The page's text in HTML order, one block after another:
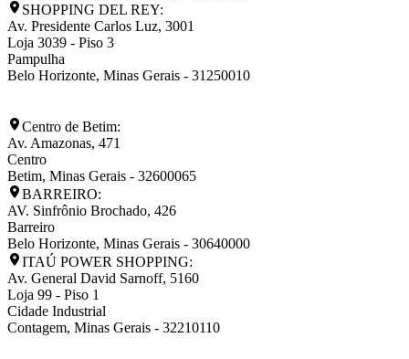
SHOPPING DEL REY:
Av. Presidente Carlos Luz, 3001
Loja 3039 - Piso 3
Pampulha
Belo Horizonte, Minas Gerais - 31250010
Centro de Betim:
Av. Amazonas, 471
Centro
Betim, Minas Gerais - 32600065
BARREIRO:
AV. Sinfrônio Brochado, 426
Barreiro
Belo Horizonte, Minas Gerais - 30640000
ITAÚ POWER SHOPPING:
Av. General David Sarnoff, 5160
Loja 99 - Piso 1
Cidade Industrial
Contagem, Minas Gerais - 32210110